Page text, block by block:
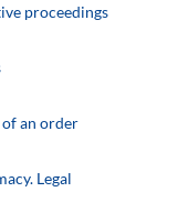
proceedings
an order
Legal